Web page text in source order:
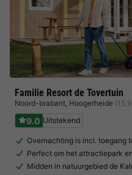
Familie Resort de Tovertuin
Noord-brabant, Hoogerheide
9.0 Uitstekend
Overnachting is incl. toegang
Perfect om het attractiepark
Midden in natuurgebied de